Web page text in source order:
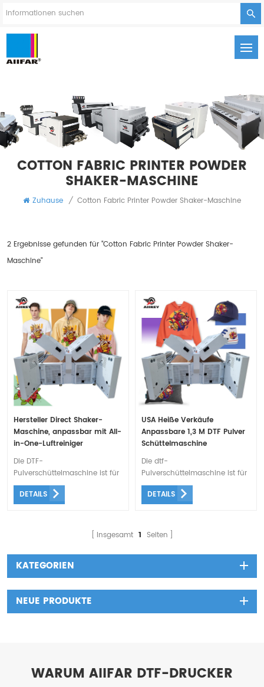
COTTON FABRIC PRINTER POWDER
SHAKER-MASCHINE
Zuhause / Cotton Fabric Printer Powder Shaker-Maschine
2 Ergebnisse gefunden für "Cotton Fabric Printer Powder Shaker-
Maschine"
Hersteller Direct Shaker-
Maschine, anpassbar mit All-
in-One-Luftreiniger
Die DTF-
Pulverschüttelmaschine ist für
alle Arten von Druckern
geeignet. Die automatische
Pulververteilungsfunktion und
reduzieren den
Energieverbrauch erheblich
(im Vergleich zur
Vorgängergeneration wurde
der Energieverbrauch um
mehr als 30 % gesenkt).
DETAILS
USA Heiße Verkäufe
Anpassbare 1,3 M DTF Pulver
Schüttelmaschine
Die dtf-
Pulverschüttelmaschine ist für
alle Arten von Druckern
geeignet. Die automatische
Pulververteilungsfunktion und
Heizsteuerungsschema
Energieverbrauch erheblich
(im Vergleich zur vorherigen
Energieverbrauch um mehr als
DETAILS
Insgesamt 1 Seiten
KATEGORIEN
NEUE PRODUKTE
WARUM AIIFAR DTF-DRUCKER